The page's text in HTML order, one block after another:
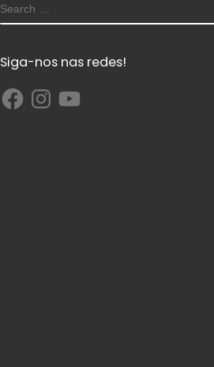
Siga-nos nas redes!